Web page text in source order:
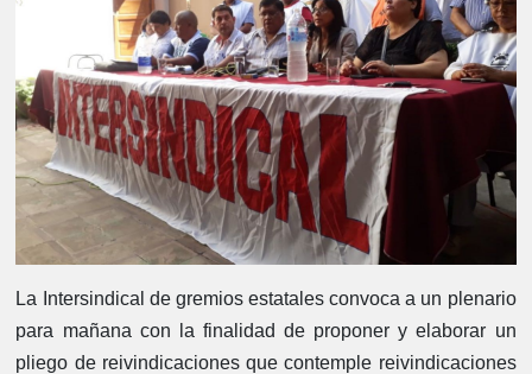
La Intersindical de gremios estatales convoca a un plenario
para mañana con la finalidad de proponer y elaborar un
pliego de reivindicaciones que contemple reivindicaciones